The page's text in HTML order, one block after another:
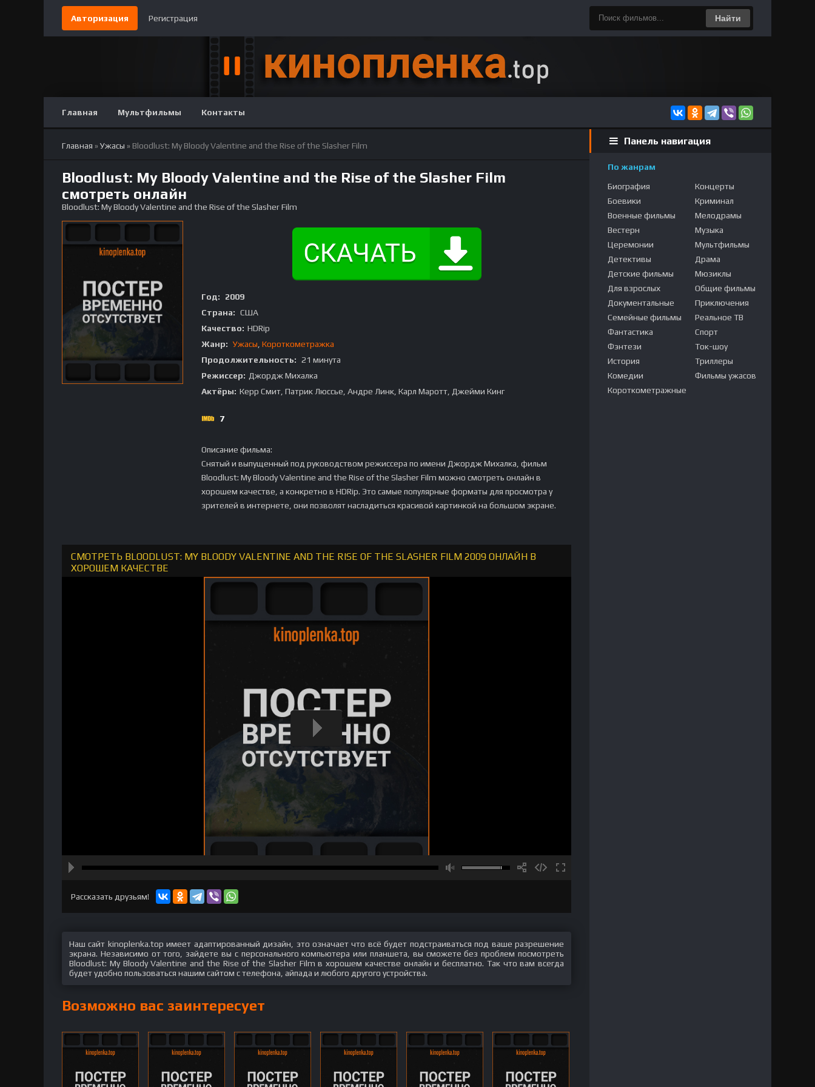
Авторизация Регистрация Найти
Главная Мультфильмы Контакты
Главная »Ужасы » Bloodlust: My Bloody Valentine and the Rise of the Slasher Film
Bloodlust: My Bloody Valentine and the Rise of the Slasher Film
смотреть онлайн
Bloodlust: My Bloody Valentine and the Rise of the Slasher Film
Год:
2009
Страна: США
Качество: HDRip
Жанр: Ужасы Короткометражка
Продолжительность: 21 минута
Режиссер: Джордж Михалка
Актёры: Керр Смит, Патрик Люссье, Андре Линк, Карл Маротт, Джейми Кинг
7
Описание фильма:
Снятый и выпущенный под руководством режиссера по имени Джордж Михалка, фильм
Bloodlust: My Bloody Valentine and the Rise of the Slasher Film можно смотреть онлайн в
хорошем качестве, а конкретно в HDRip. Это самые популярные форматы для просмотра у
зрителей в интернете, они позволят насладиться красивой картинкой на большом экране.
СМОТРЕТЬ BLOODLUST: MY BLOODY VALENTINE AND THE RISE OF THE SLASHER FILM 2009 ОНЛАЙН В
ХОРОШЕМ КАЧЕСТВЕ
Рассказать друзьям!
Наш сайт kinoplenka.top имеет адаптированный дизайн, это означает что всё будет подстраиваться под ваше разрешение
экрана. Независимо от того, зайдете вы с персонального компьютера или планшета, вы сможете без проблем посмотреть
Bloodlust: My Bloody Valentine and the Rise of the Slasher Film в хорошем качестве онлайн и бесплатно. Так что вам всегда
будет удобно пользоваться нашим сайтом с телефона, айпада и любого другого устройства.
Возможно вас заинтересует
Панель навигация
По жанрам
Биография
Боевики
Военные фильмы
Вестерн
Церемонии
Детективы
Детские фильмы
Для взрослых
Документальные
Семейные фильмы
Фантастика
Фэнтези
История
Комедии
Короткометражные
Концерты
Криминал
Мелодрамы
Музыка
Мультфильмы
Драма
Мюзиклы
Общие фильмы
Приключения
Реальное ТВ
Спорт
Ток-шоу
Триллеры
Фильмы ужасов